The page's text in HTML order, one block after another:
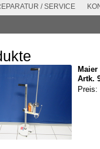
/ SERVICE
Artk.
Preis: